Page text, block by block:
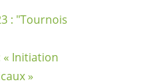
: "Tournois
« Initiation
»